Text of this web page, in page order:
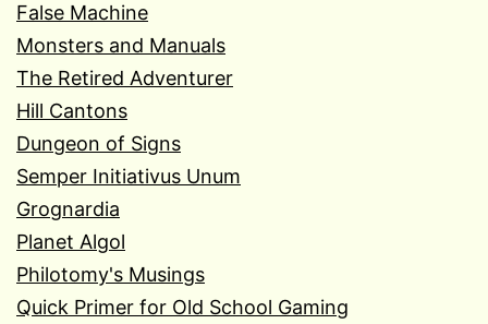
False Machine
Monsters and Manuals
The Retired Adventurer
Hill Cantons
Dungeon of Signs
Semper Initiativus Unum
Grognardia
Planet Algol
Philotomy's Musings
Quick Primer for Old School Gaming